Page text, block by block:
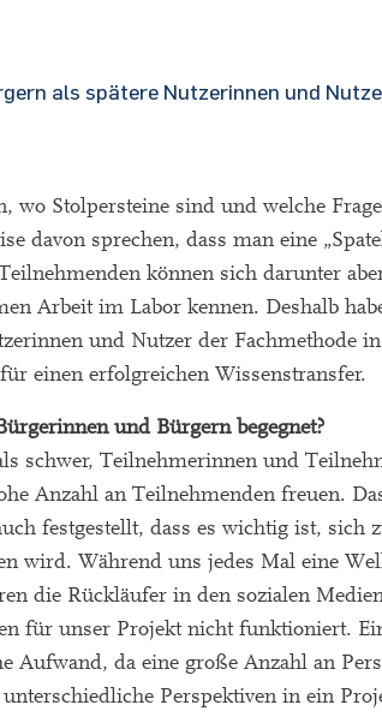
als spätere Nutzerinnen und
wo Stolpersteine sind und welche
davon sprechen, dass man eine
können sich darunter
Arbeit im Labor kennen. Deshalb
und Nutzer der Fachmethode
einen erfolgreichen Wissenstransfer.
und Bürgern begegnet?
schwer, Teilnehmerinnen und
Anzahl an Teilnehmenden freuen.
festgestellt, dass es wichtig ist, sich
wird. Während uns jedes Mal eine
die Rückläufer in den sozialen
für unser Projekt nicht funktioniert.
Aufwand, da eine große Anzahl an
Perspektiven in ein